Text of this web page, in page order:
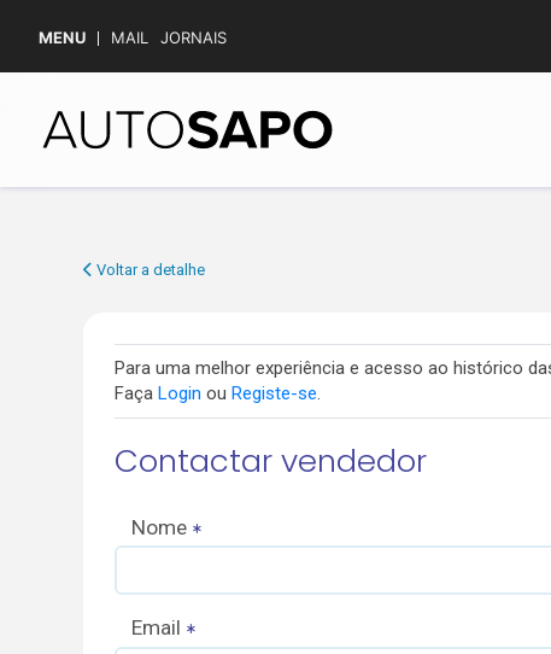
MENU MAIL JORNAIS
Voltar a detalhe
Para uma melhor experiência e acesso ao histórico
Faça Login ou Registe-se.
Contactar vendedor
Nome
Email